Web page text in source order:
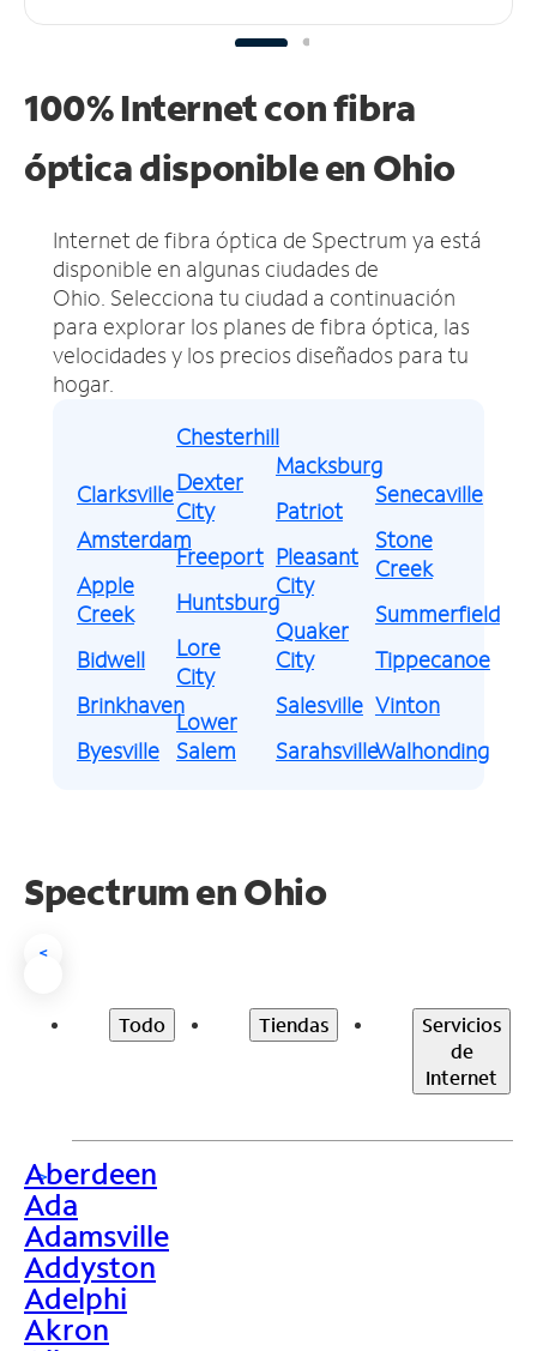
100% Internet con fibra
óptica disponible en Ohio
Internet de fibra óptica de Spectrum ya está
disponible en algunas ciudades de
Ohio. Selecciona tu ciudad a continuación
para explorar los planes de fibra óptica, las
velocidades y los precios diseñados para tu
hogar.
Clarksville
Amsterdam
Apple
Creek
Bidwell
Brinkhaven
Byesville
Chesterhill
Dexter
City
Freeport
Huntsburg
Lore
City
Lower
Salem
Macksburg
Patriot
Pleasant
City
Quaker
City
Salesville
Sarahsville
Senecaville
Stone
Creek
Summerfield
Tippecanoe
Vinton
Walhonding
Spectrum enOhio
<
Todo Tiendas
Servicios
de
Internet
>
Aberdeen
Ada
Adamsville
Addyston
Adelphi
Akron